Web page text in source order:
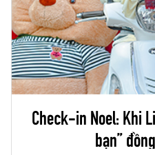
Check-in Noel: Khi
bạn”